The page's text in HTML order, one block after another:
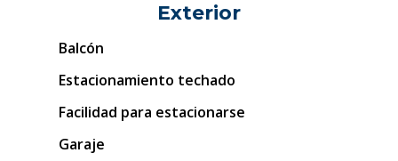
Exterior
Balcón
Estacionamiento techado
Facilidad para estacionarse
Garaje